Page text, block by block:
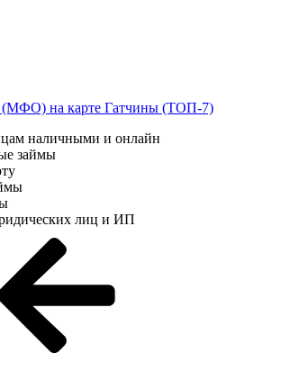
на карте Гатчины (ТОП-7)
наличными и онлайн
займы
лиц и ИП